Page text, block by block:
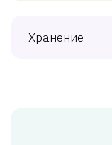
Хранение